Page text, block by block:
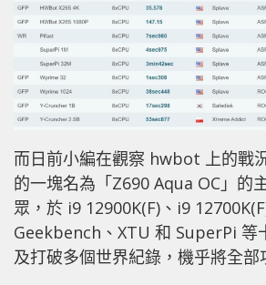
而日前小編在觀察 hwbot 上的戰
的一塊名為「Z690 Aqua OC」的
眾，於 i9 12900K(F)、i9
Geekbench、XTU 和 SuperPi 等
及打破多個世界紀錄，機乎將全部